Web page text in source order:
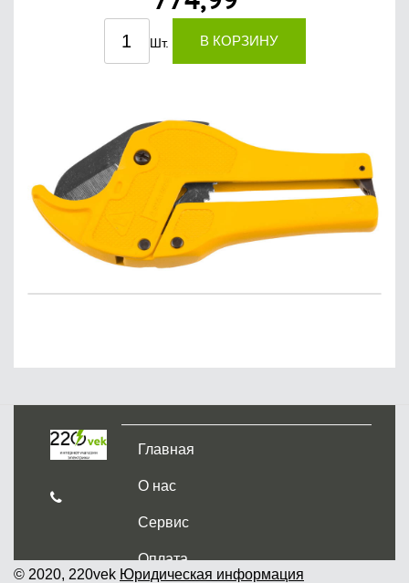
Шт. В КОРЗИНУ
Главная
О нас
Сервис
Оплата
© 2020, 220vek Юридическая информация